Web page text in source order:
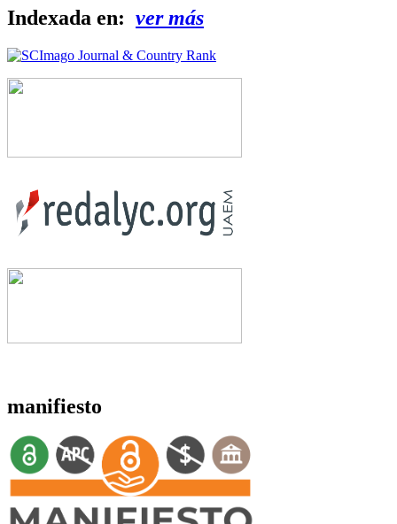
Indexada en: ver más
manifiesto